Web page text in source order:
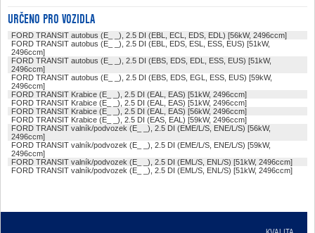
URČENO PRO VOZIDLA
FORD TRANSIT autobus (E_ _), 2.5 DI (EBL, ECL, EDS, EDL) [56kW, 2496ccm]
FORD TRANSIT autobus (E_ _), 2.5 DI (EBL, EDS, ESL, ESS, EUS) [51kW,
2496ccm]
FORD TRANSIT autobus (E_ _), 2.5 DI (EBS, EDS, EDL, ESS, EUS) [51kW,
2496ccm]
FORD TRANSIT autobus (E_ _), 2.5 DI (EBS, EDS, EGL, ESS, EUS) [59kW,
2496ccm]
FORD TRANSIT Krabice (E_ _), 2.5 DI (EAL, EAS) [51kW, 2496ccm]
FORD TRANSIT Krabice (E_ _), 2.5 DI (EAL, EAS) [51kW, 2496ccm]
FORD TRANSIT Krabice (E_ _), 2.5 DI (EAL, EAS) [56kW, 2496ccm]
FORD TRANSIT Krabice (E_ _), 2.5 DI (EAS, EAL) [59kW, 2496ccm]
FORD TRANSIT valník/podvozek (E_ _), 2.5 DI (EME/L/S, ENE/L/S) [56kW,
2496ccm]
FORD TRANSIT valník/podvozek (E_ _), 2.5 DI (EME/L/S, ENE/L/S) [59kW,
2496ccm]
FORD TRANSIT valník/podvozek (E_ _), 2.5 DI (EML/S, ENL/S) [51kW, 2496ccm]
FORD TRANSIT valník/podvozek (E_ _), 2.5 DI (EML/S, ENL/S) [51kW, 2496ccm]